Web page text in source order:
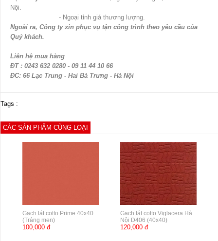
Nội.
- Ngoại tỉnh giá thương lượng.
Ngoài ra, Công ty xin phục vụ tận công trình theo yêu cầu của
Quý khách.
Liên hệ mua hàng
ĐT : 0243 632 0280 - 09 11 44 10 66
ĐC: 66 Lạc Trung - Hai Bà Trưng - Hà Nội
Tags :
CÁC SẢN PHẨM CÙNG LOẠI
Gạch lát cotto Prime 40x40
(Tráng men)
100,000 đ
Gạch lát cotto Viglacera Hà
Nội D406 (40x40)
120,000 đ